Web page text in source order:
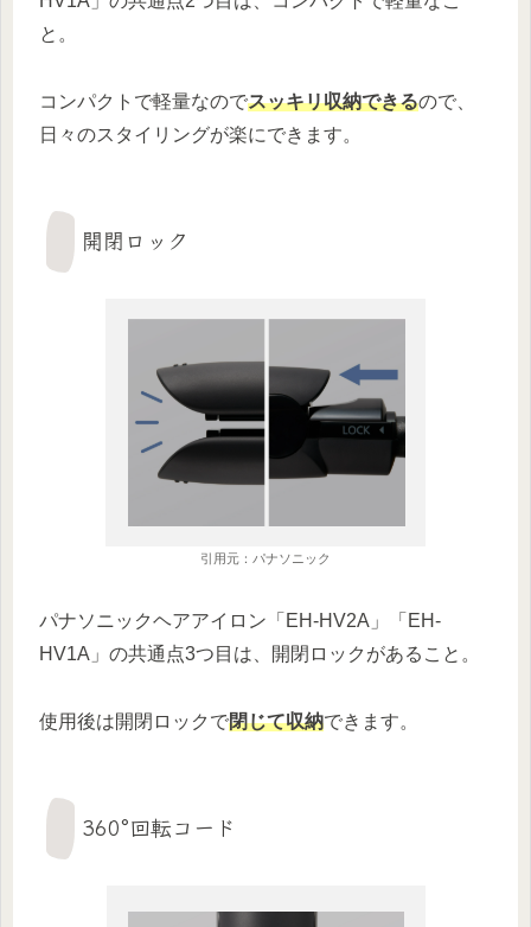
と。
コンパクトで軽量なのでスッキリ収納できるので、
日々のスタイリングが楽にできます。
開閉ロック
引用元：パナソニック
パナソニックヘアアイロン「EH-HV2A」「EH-
HV1A」の共通点3つ目は、開閉ロックがあること。
使用後は開閉ロックで閉じて収納できます。
360°回転コード